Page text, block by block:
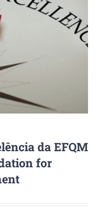
da EFQM
for